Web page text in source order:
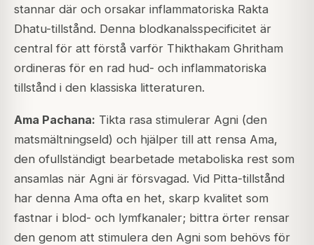
stannar där och orsakar inflammatoriska Rakta
Dhatu-tillstånd. Denna blodkanalsspecificitet är
central för att förstå varför Thikthakam Ghritham
ordineras för en rad hud- och inflammatoriska
tillstånd i den klassiska litteraturen.
Ama Pachana: Tikta rasa stimulerar Agni (den
matsmältningseld) och hjälper till att rensa Ama,
den ofullständigt bearbetade metaboliska rest som
ansamlas när Agni är försvagad. Vid Pitta-tillstånd
har denna Ama ofta en het, skarp kvalitet som
fastnar i blod- och lymfkanaler; bittra örter rensar
den genom att stimulera den Agni som behövs för